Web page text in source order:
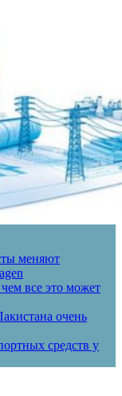
меняют
все это может
очень
средств у